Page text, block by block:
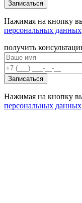
Нажимая на кнопку вы
персональных данных
получить
Нажимая на кнопку вы
персональных данных